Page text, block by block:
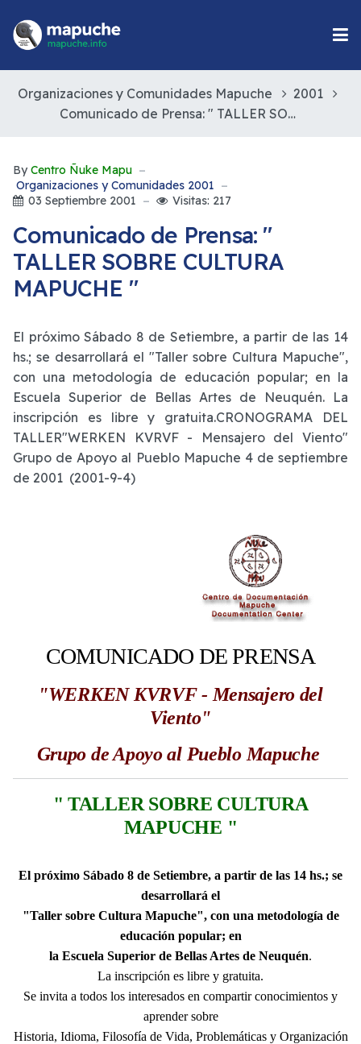
Organizaciones y Comunidades Mapuche
2001
Comunicado de Prensa: " TALLER SOBRE CULTURA MAPUCHE "
By Centro Ñuke Mapu
Organizaciones y Comunidades 2001
03 Septiembre 2001
Visitas: 217
Comunicado de Prensa: "
TALLER SOBRE CULTURA
MAPUCHE "
El próximo Sábado 8 de Setiembre, a partir de las 14
hs.; se desarrollará el "Taller sobre Cultura Mapuche",
con una metodología de educación popular; en la
Escuela Superior de Bellas Artes de Neuquén. La
inscripción es libre y gratuita.CRONOGRAMA DEL
TALLER"WERKEN KVRVF - Mensajero del Viento"
Grupo de Apoyo al Pueblo Mapuche 4 de septiembre
de 2001 (2001-9-4)
COMUNICADO DE PRENSA
"WERKEN KVRVF - Mensajero del
Viento"
Grupo de Apoyo al Pueblo Mapuche
" TALLER SOBRE CULTURA
MAPUCHE "
El próximo Sábado 8 de Setiembre, a partir de las 14 hs.; se
desarrollará el
"Taller sobre Cultura Mapuche", con una metodología de
educación popular; en
la Escuela Superior de Bellas Artes de Neuquén.
La inscripción es libre y gratuita.
Se invita a todos los interesados en compartir conocimientos y
aprender sobre
Historia, Idioma, Filosofía de Vida, Problemáticas y Organización